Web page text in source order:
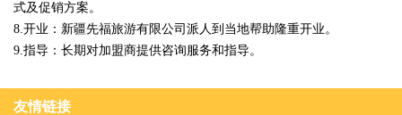
式及促销方案。
8.开业：新疆先福旅游有限公司派人到当地帮助隆重开业。
9.指导：长期对加盟商提供咨询服务和指导。
友情链接